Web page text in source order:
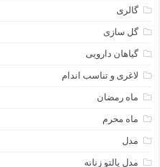
گالری
گل سازی
گیاهان دارویی
لاغری و تناسب اندام
ماه رمضان
ماه محرم
مدل
مدل پالتو زنانه